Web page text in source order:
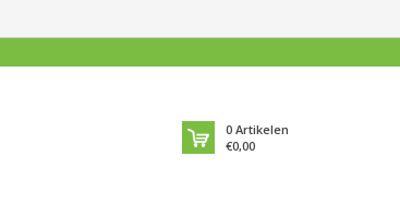
0 Artikelen
€0,00